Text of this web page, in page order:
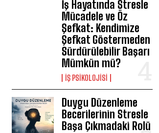
İş Hayatında Stresle
Mücadele ve Öz
Şefkat: Kendimize
Şefkat Göstermeden
Sürdürülebilir Başarı
Mümkün mü?
İŞ PSIKOLOJISI
Duygu Düzenleme
Becerilerinin Stresle
Başa Çıkmadaki Rolü